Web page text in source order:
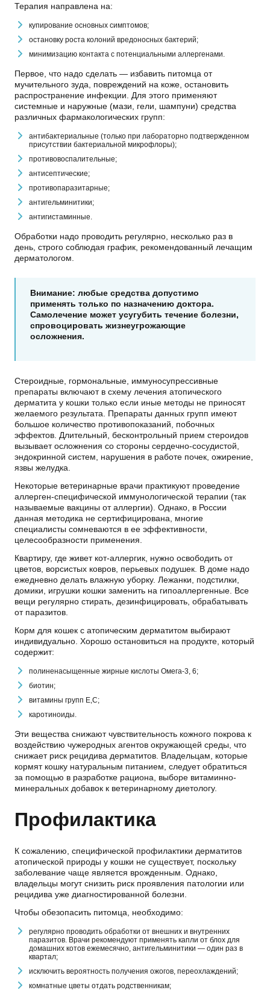
Терапия направлена на:
купирование основных симптомов;
остановку роста колоний вредоносных бактерий;
минимизацию контакта с потенциальными аллергенами.
Первое, что надо сделать — избавить питомца от
мучительного зуда, повреждений на коже, остановить
распространение инфекции. Для этого применяют
системные и наружные (мази, гели, шампуни) средства
различных фармакологических групп:
антибактериальные (только при лабораторно подтвержденном
присутствии бактериальной микрофлоры);
противовоспалительные;
антисептические;
противопаразитарные;
антигельминитики;
антигистаминные.
Обработки надо проводить регулярно, несколько раз в
день, строго соблюдая график, рекомендованный лечащим
дерматологом.
Внимание: любые средства допустимо
применять только по назначению доктора.
Самолечение может усугубить течение болезни,
спровоцировать жизнеугрожающие
осложнения.
Стероидные, гормональные, иммуносупрессивные
препараты включают в схему лечения атопического
дерматита у кошки только если иные методы не приносят
желаемого результата. Препараты данных групп имеют
большое количество противопоказаний, побочных
эффектов. Длительный, бесконтрольный прием стероидов
вызывает осложнения со стороны сердечно-сосудистой,
эндокринной систем, нарушения в работе почек, ожирение,
язвы желудка.
Некоторые ветеринарные врачи практикуют проведение
аллерген-специфической иммунологической терапии (так
называемые вакцины от аллергии). Однако, в России
данная методика не сертифицирована, многие
специалисты сомневаются в ее эффективности,
целесообразности применения.
Квартиру, где живет кот-аллергик, нужно освободить от
цветов, ворсистых ковров, перьевых подушек. В доме надо
ежедневно делать влажную уборку. Лежанки, подстилки,
домики, игрушки кошки заменить на гипоаллергенные. Все
вещи регулярно стирать, дезинфицировать, обрабатывать
от паразитов.
Корм для кошек с атопическим дерматитом выбирают
индивидуально. Хорошо остановиться на продукте, который
содержит:
полиненасыщенные жирные кислоты Омега-3, 6;
биотин;
витамины групп Е,С;
каротиноиды.
Эти вещества снижают чувствительность кожного покрова к
воздействию чужеродных агентов окружающей среды, что
снижает риск рецидива дерматитов. Владельцам, которые
кормят кошку натуральным питанием, следует обратиться
за помощью в разработке рациона, выборе витаминно-
минеральных добавок к ветеринарному диетологу.
Профилактика
К сожалению, специфической профилактики дерматитов
атопической природы у кошки не существует, поскольку
заболевание чаще является врожденным. Однако,
владельцы могут снизить риск проявления патологии или
рецидива уже диагностированной болезни.
Чтобы обезопасить питомца, необходимо:
регулярно проводить обработки от внешних и внутренних
паразитов. Врачи рекомендуют применять капли от блох для
домашних котов ежемесячно, антигельминитики — один раз в
квартал;
исключить вероятность получения ожогов, переохлаждений;
комнатные цветы отдать родственникам;